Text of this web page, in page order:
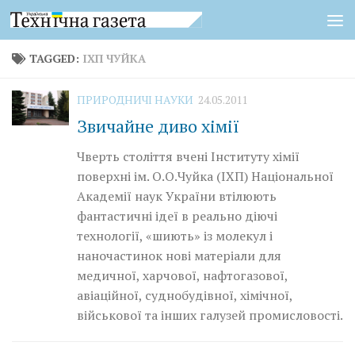
Skip to content
TAGGED: ІХП ЧУЙКА
ПРИРОДНИЧІ НАУКИ 24.05.2011
Звичайне диво хімії
Чверть століття вчені Інституту хімії
поверхні ім. О.О.Чуйка (ІХП) Національної
Академії наук України втілюють
фантастичні ідеї в реально діючі
технології, «шиють» із молекул і
наночастинок нові матеріали для
медичної, харчової, нафтогазової,
авіаційної, суднобудівної, хімічної,
військової та інших галузей промисловості.